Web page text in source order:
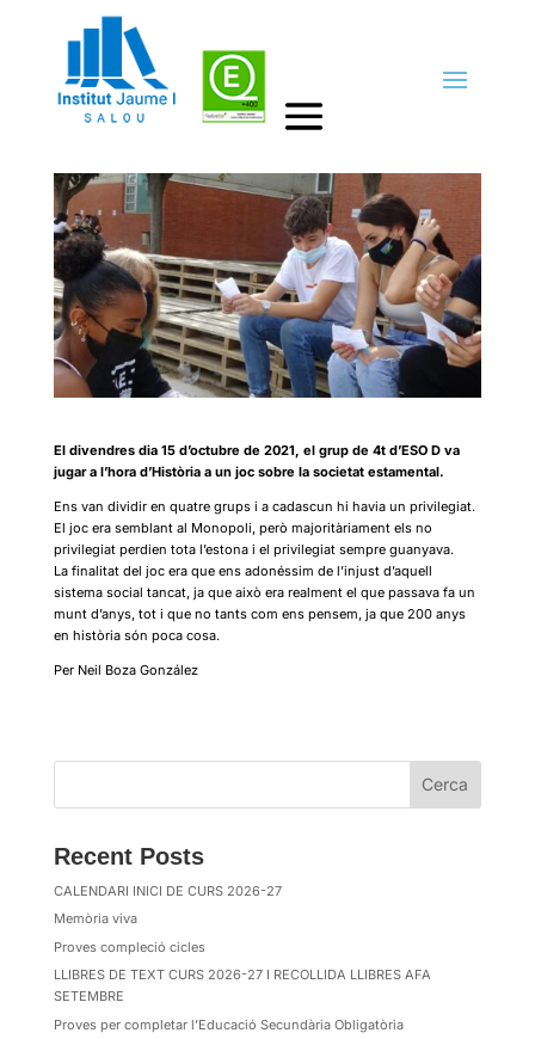
Una lliçó d’història
admin|5nov., 2021|Destacats
El divendres dia 15 d’octubre de 2021, el grup de 4t d’ESO D va
jugar a l’hora d’Història a un joc sobre la societat estamental.
Ens van dividir en quatre grups i a cadascun hi havia un privilegiat.
El joc era semblant al Monopoli, però majoritàriament els no
privilegiat perdien tota l’estona i el privilegiat sempre guanyava.
La finalitat del joc era que ens adonéssim de l’injust d’aquell
sistema social tancat, ja que això era realment el que passava fa un
munt d’anys, tot i que no tants com ens pensem, ja que 200 anys
en història són poca cosa.
Per Neil Boza González
Cerca
Recent Posts
CALENDARI INICI DE CURS 2026-27
Memòria viva
Proves compleció cicles
LLIBRES DE TEXT CURS 2026-27 I RECOLLIDA LLIBRES AFA
SETEMBRE
Proves per completar l’Educació Secundària Obligatòria